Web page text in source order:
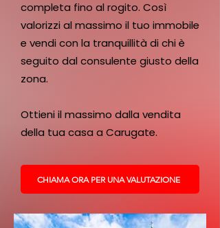
completa fino al rogito. Così
valorizzi al massimo il tuo immobile
e vendi con la tranquillità di chi è
seguito dal consulente giusto della
zona.
Ottieni il massimo dalla vendita
della tua casa a Carugate.
CHIAMA ORA PER UNA VALUTAZIONE